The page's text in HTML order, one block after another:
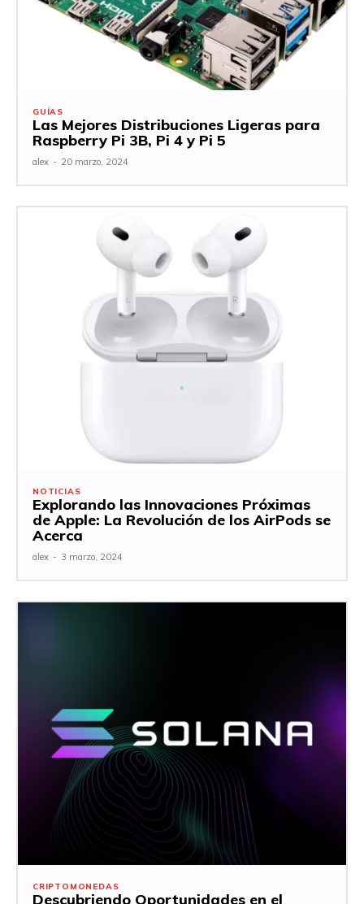
GUÍAS
Las Mejores Distribuciones Ligeras para
Raspberry Pi 3B, Pi 4 y Pi 5
alex - 20 marzo, 2024
NOTICIAS
Explorando las Innovaciones Próximas
de Apple: La Revolución de los AirPods se
Acerca
alex - 3 marzo, 2024
CRIPTOMONEDAS
Descubriendo Oportunidades en el